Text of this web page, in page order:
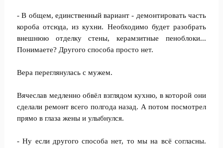
- В общем, единственный вариант - демонтировать часть
короба отсюда, из кухни. Необходимо будет разобрать
внешнюю отделку стены, керамзитные пеноблоки...
Понимаете? Другого способа просто нет.
Вера переглянулась с мужем.
Вячеслав медленно обвёл взглядом кухню, в которой они
сделали ремонт всего полгода назад. А потом посмотрел
прямо в глаза жены и улыбнулся.
- Ну если другого способа нет, то мы на всё согласны.